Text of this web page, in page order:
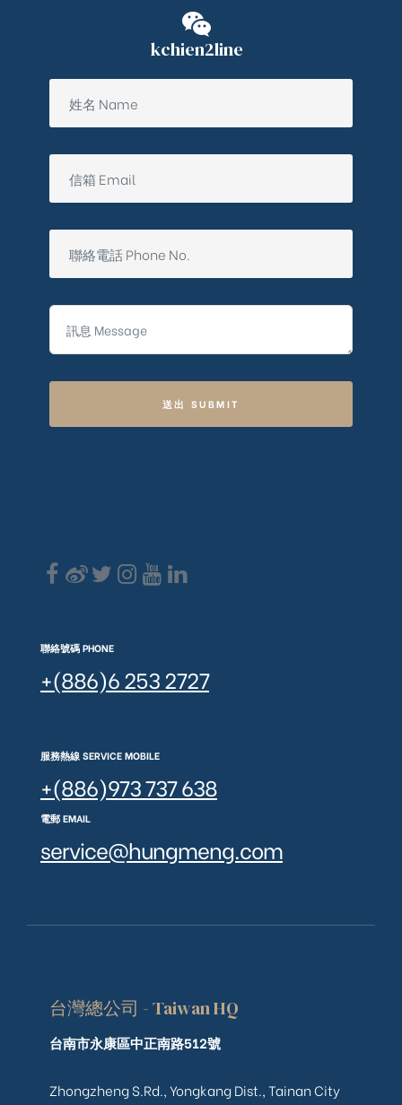
kchien2line
送出 SUBMIT
聯絡號碼 PHONE
+(886)6 253 2727
服務熱線 SERVICE MOBILE
+(886)973 737 638
電郵 EMAIL
service@hungmeng.com
台灣總公司 - Taiwan HQ
台南市永康區中正南路512號
Zhongzheng S.Rd., Yongkang Dist., Tainan City